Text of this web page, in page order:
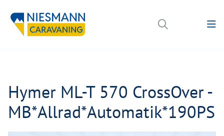
Hymer ML-T 570 CrossOver -
MB*Allrad*Automatik*190PS